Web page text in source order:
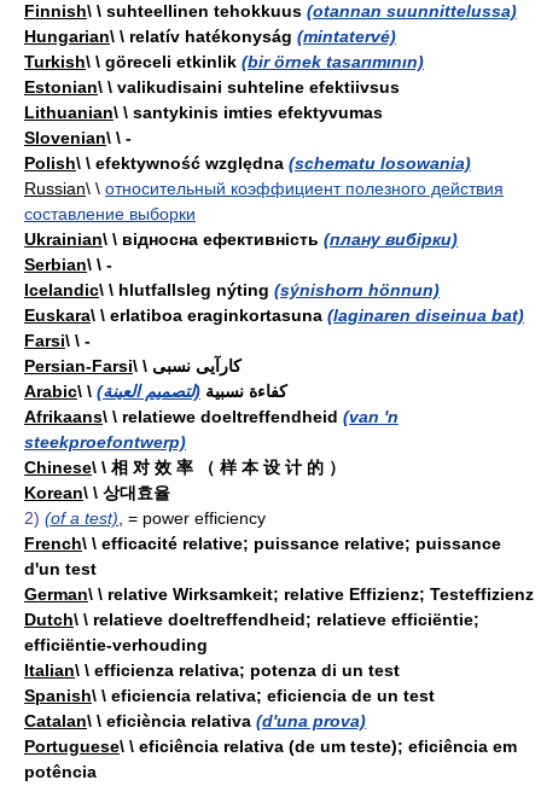
Finnish\ \ suhteellinen tehokkuus (otannan suunnittelussa)
Hungarian\ \ relatív hatékonyság (mintatervé)
Turkish\ \ göreceli etkinlik (bir örnek tasarımının)
Estonian\ \ valikudisaini suhteline efektiivsus
Lithuanian\ \ santykinis imties efektyvumas
Slovenian\ \ -
Polish\ \ efektywność względna (schematu losowania)
Russian\ \ относительный коэффициент полезного действия
составление выборки
Ukrainian\ \ відносна ефективність (плану вибірки)
Serbian\ \ -
Icelandic\ \ hlutfallsleg nýting (sýnishorn hönnun)
Euskara\ \ erlatiboa eraginkortasuna (laginaren diseinua bat)
Farsi\ \ -
Persian-Farsi
\ \ کارآیی نسبی
Arabic
\ \ كفاءة نسبية (لتصميم العينة)
Afrikaans\ \ relatiewe doeltreffendheid (van 'n
steekproefontwerp)
Chinese\ \ 相 对 效 率 （ 样 本 设 计 的 ）
Korean\ \ 상대효율
2) (of a test) = power efficiency
French\ \ efficacité relative; puissance relative; puissance
d'un test
German\ \ relative Wirksamkeit; relative Effizienz; Testeffizienz
Dutch\ \ relatieve doeltreffendheid; relatieve efficiëntie;
efficiëntie-verhouding
Italian\ \ efficienza relativa; potenza di un test
Spanish\ \ eficiencia relativa; eficiencia de un test
Catalan\ \ eficiència relativa (d'una prova)
Portuguese\ \ eficiência relativa (de um teste); eficiência em
potência